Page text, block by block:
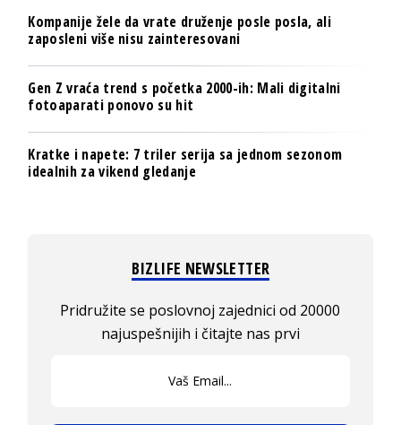
Kompanije žele da vrate druženje posle posla, ali
zaposleni više nisu zainteresovani
Gen Z vraća trend s početka 2000-ih: Mali digitalni
fotoaparati ponovo su hit
Kratke i napete: 7 triler serija sa jednom sezonom
idealnih za vikend gledanje
BIZLIFE NEWSLETTER
Pridružite se poslovnoj zajednici od 20000
najuspešnijih i čitajte nas prvi